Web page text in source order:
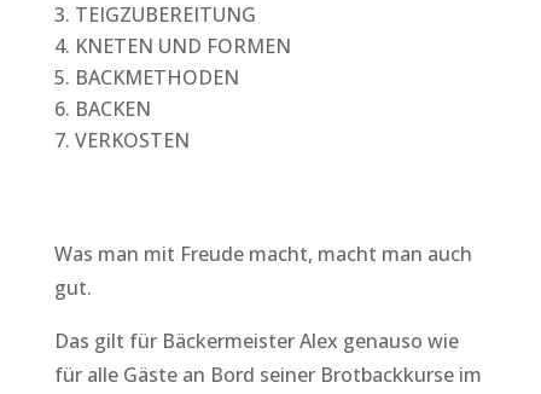
TEIGZUBEREITUNG
KNETEN UND FORMEN
BACKMETHODEN
BACKEN
VERKOSTEN
Was man mit Freude macht, macht man auch
gut.
Das gilt für Bäckermeister Alex genauso wie
für alle Gäste an Bord seiner Brotbackkurse im